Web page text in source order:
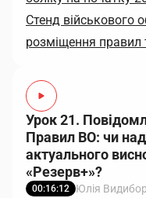
Стенд військового
розміщення правил
Урок 21.
Правил ВО: чи
актуального
«Резерв+»?
00:16:12 Юлія